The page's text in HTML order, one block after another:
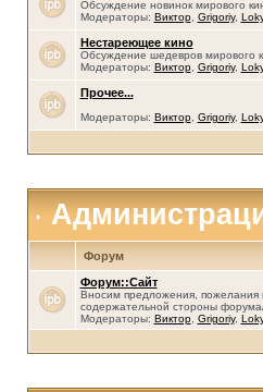
Обсуждение новинок мирового
Модераторы: Виктор, Grigoriy, Loky
Нестареющее кино
Обсуждение шедевров мирового
Модераторы: Виктор, Grigoriy, Loky
Прочее...
Модераторы: Виктор, Grigoriy, Loky
Форум
Форум::Сайт
Вносим предложения, пожелания
содержательной стороны форума/
Модераторы: Виктор, Grigoriy, Loky